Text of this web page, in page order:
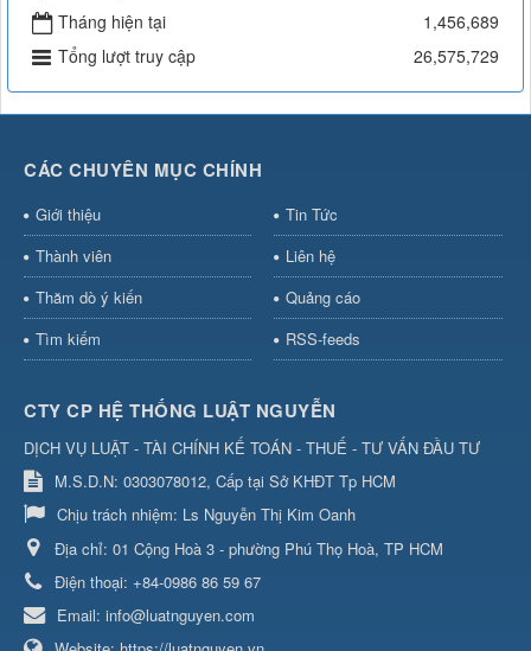
Tháng hiện tại
1,456,689
Tổng lượt truy cập
26,575,729
CÁC CHUYÊN MỤC CHÍNH
Giới thiệu
Tin Tức
Thành viên
Liên hệ
Thăm dò ý kiến
Quảng cáo
Tìm kiếm
RSS-feeds
CTY CP HỆ THỐNG LUẬT NGUYỄN
DỊCH VỤ LUẬT - TÀI CHÍNH KẾ TOÁN - THUẾ - TƯ VẤN ĐẦU TƯ
M.S.D.N: 0303078012, Cấp tại Sở KHĐT Tp HCM
Chịu trách nhiệm: Ls Nguyễn Thị Kim Oanh
Địa chỉ: 01 Cộng Hoà 3 - phường Phú Thọ Hoà, TP HCM
Điện thoại: +84-0986 86 59 67
Email: info@luatnguyen.com